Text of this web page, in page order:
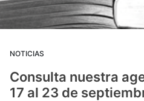
NOTICIAS
Consulta nuestra
17 al 23 de